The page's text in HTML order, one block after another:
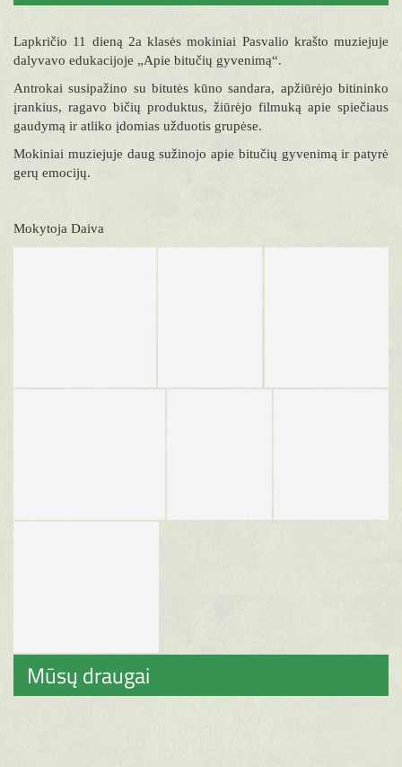
Lapkričio 11 dieną 2a klasės mokiniai Pasvalio krašto muziejuje
dalyvavo edukacijoje „Apie bitučių gyvenimą“.
Antrokai susipažino su bitutės kūno sandara, apžiūrėjo bitininko
įrankius, ragavo bičių produktus, žiūrėjo filmuką apie spiečiaus
gaudymą ir atliko įdomias užduotis grupėse.
Mokiniai muziejuje daug sužinojo apie bitučių gyvenimą ir patyrė
gerų emocijų.
Mokytoja Daiva
Mūsų draugai